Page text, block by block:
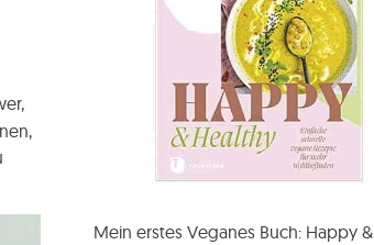
Mein erstes Veganes Buch: Happy &